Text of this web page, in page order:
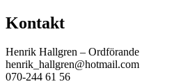
Kontakt
Henrik Hallgren – Ordförande
henrik_hallgren@hotmail.com
070-244 61 56